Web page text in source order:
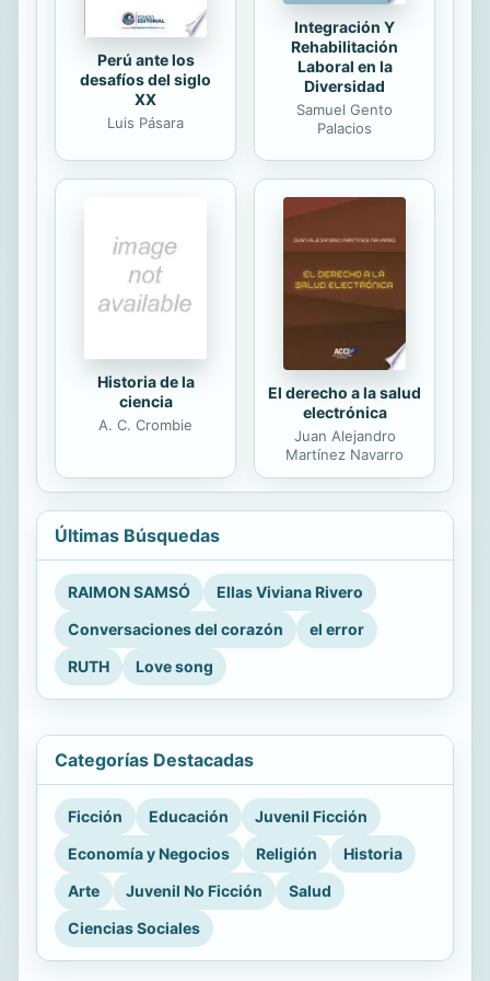
Perú ante los
desafíos del siglo
XX
Luis Pásara
Integración Y
Rehabilitación
Laboral en la
Diversidad
Samuel Gento
Palacios
Historia de la
ciencia
A. C. Crombie
El derecho a la salud
electrónica
Juan Alejandro
Martínez Navarro
Últimas Búsquedas
RAIMON SAMSÓ
Ellas Viviana Rivero
Conversaciones del corazón
el error
RUTH
Love song
Categorías Destacadas
Ficción Educación
Juvenil Ficción
Economía y Negocios
Religión
Historia
Arte
Juvenil No Ficción
Salud
Ciencias Sociales